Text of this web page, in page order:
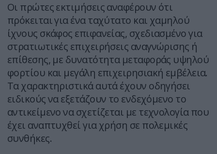
Οι πρώτες εκτιμήσεις αναφέρουν ότι
πρόκειται για ένα ταχύτατο και χαμηλού
ίχνους σκάφος επιφανείας, σχεδιασμένο για
στρατιωτικές επιχειρήσεις αναγνώρισης ή
επίθεσης, με δυνατότητα μεταφοράς υψηλού
φορτίου και μεγάλη επιχειρησιακή εμβέλεια.
Τα χαρακτηριστικά αυτά έχουν οδηγήσει
ειδικούς να εξετάζουν το ενδεχόμενο το
αντικείμενο να σχετίζεται με τεχνολογία που
έχει αναπτυχθεί για χρήση σε πολεμικές
συνθήκες.